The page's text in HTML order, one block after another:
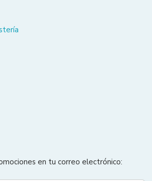
en tu correo electrónico: